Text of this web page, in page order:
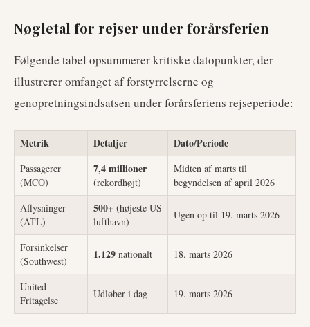
Nøgletal for rejser under forårsferien
Følgende tabel opsummerer kritiske datopunkter, der
illustrerer omfanget af forstyrrelserne og
genopretningsindsatsen under forårsferiens rejseperiode:
Metrik Detaljer Dato/Periode
Passagerer
(MCO)
7,4 millioner
(rekordhøjt)
Midten af marts til
begyndelsen af april 2026
Aflysninger
(ATL)
500+ (højeste US
lufthavn)
Ugen op til 19. marts 2026
Forsinkelser
(Southwest)
1.129 nationalt 18. marts 2026
United
Fritagelse
Udløber i dag 19. marts 2026